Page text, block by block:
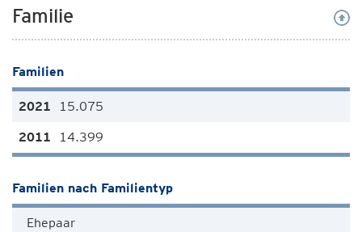
Familie
Familien
15.075
14.399
Familien nach Familientyp
Ehepaar